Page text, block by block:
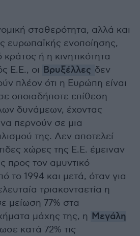
σταθερότητα, αλλά και
ευρωπαϊκής ενοποίησης,
ή η κινητικότητα
Ε.Ε., οι Βρυξέλλες δεν
πλέον ότι η Ευρώπη είναι
οποιαδήποτε επίθεση
δυνάμεων, έχοντας
περνούν σε μια
της. Δεν αποτελεί
χώρες της Ε.Ε. έμειναν
προς τον αμυντικό
το 1994 και μετά, όταν για
τριακονταετία η
μείωση 77% στα
μάχης της, η Μεγάλη
κατά 72% τις